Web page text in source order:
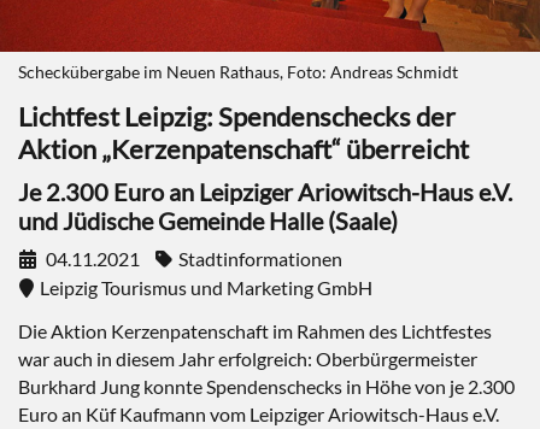
Scheckübergabe im Neuen Rathaus, Foto: Andreas Schmidt
Lichtfest Leipzig: Spendenschecks der
Aktion „Kerzenpatenschaft“ überreicht
Je 2.300 Euro an Leipziger Ariowitsch-Haus e.V.
und Jüdische Gemeinde Halle (Saale)
04.11.2021
Stadtinformationen
Leipzig Tourismus und Marketing GmbH
Die Aktion Kerzenpatenschaft im Rahmen des Lichtfestes
war auch in diesem Jahr erfolgreich: Oberbürgermeister
Burkhard Jung konnte Spendenschecks in Höhe von je 2.300
Euro an Küf Kaufmann vom Leipziger Ariowitsch-Haus e.V.